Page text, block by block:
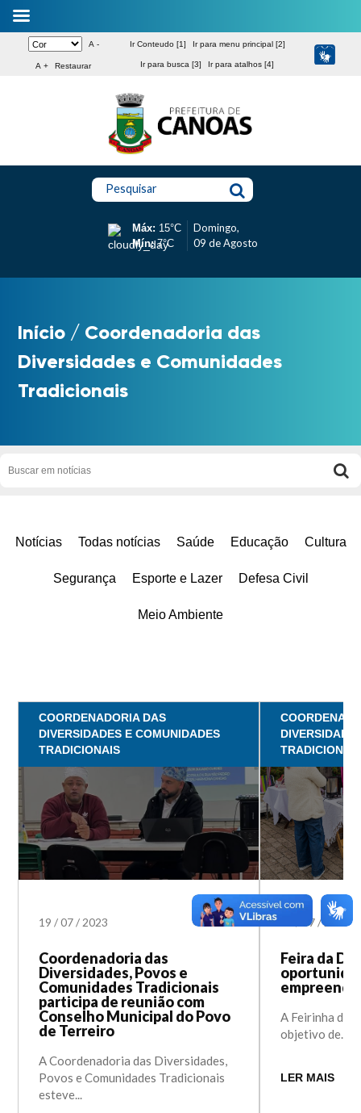
A -
A + Restaurar
Ir Conteudo [1] Ir para menu principal [2]
Ir para busca [3] Ir para atalhos [4]
Pesquisar
Máx: 15°C
Mín:7°C
Domingo,
09 de Agosto
Início / Coordenadoria das
Diversidades e Comunidades
Tradicionais
Notícias Todas notícias Saúde Educação Cultura
Segurança Esporte e Lazer Defesa Civil
Meio Ambiente
COORDENADORIA DAS
DIVERSIDADES E COMUNIDADES
TRADICIONAIS
19 /07 /2023
Coordenadoria das
Diversidades, Povos e
Comunidades Tradicionais
participa de reunião com
Conselho Municipal do Povo
de Terreiro
A Coordenadoria das Diversidades,
Povos e Comunidades Tradicionais
esteve...
07 /2023
Feira da
A Feirinha da
objetivo de...
LER MAIS